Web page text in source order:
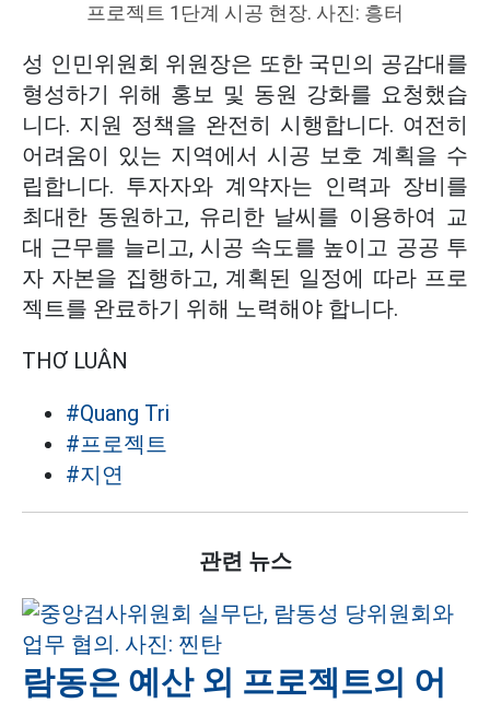
프로젝트 1단계 시공 현장. 사진: 흥터
성 인민위원회 위원장은 또한 국민의 공감대를
형성하기 위해 홍보 및 동원 강화를 요청했습
니다. 지원 정책을 완전히 시행합니다. 여전히
어려움이 있는 지역에서 시공 보호 계획을 수
립합니다. 투자자와 계약자는 인력과 장비를
최대한 동원하고, 유리한 날씨를 이용하여 교
대 근무를 늘리고, 시공 속도를 높이고 공공 투
자 자본을 집행하고, 계획된 일정에 따라 프로
젝트를 완료하기 위해 노력해야 합니다.
THƠ LUÂN
#Quang Tri
#프로젝트
#지연
관련 뉴스
람동은 예산 외 프로젝트의 어